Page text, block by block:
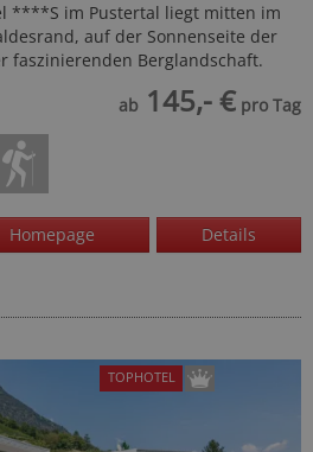
****S im Pustertal liegt mitten im
auf der Sonnenseite der
faszinierenden Berglandschaft.
ab 145,- € pro Tag
Homepage Details
TOPHOTEL